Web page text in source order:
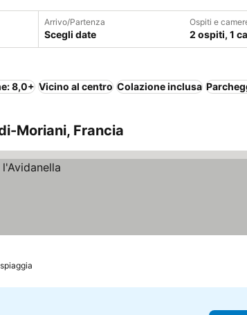
Arrivo/Partenza
Scegli date
Ospiti e
2 ospiti, 1
8,0+ Vicino al centro Colazione inclusa
Moriani, Francia